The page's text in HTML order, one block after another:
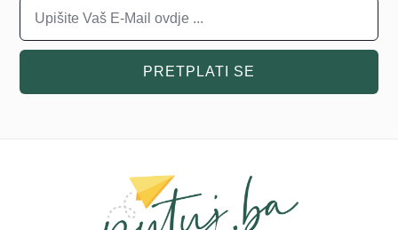
PRETPLATI SE